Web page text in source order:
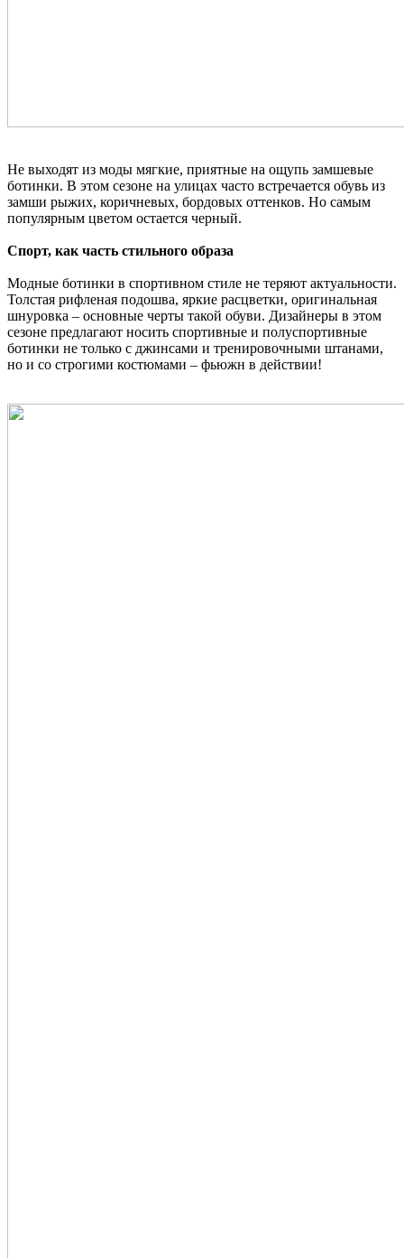
Не выходят из моды мягкие, приятные на ощупь замшевые
ботинки. В этом сезоне на улицах часто встречается обувь из
замши рыжих, коричневых, бордовых оттенков. Но самым
популярным цветом остается черный.
Спорт, как часть стильного образа
Модные ботинки в спортивном стиле не теряют актуальности.
Толстая рифленая подошва, яркие расцветки, оригинальная
шнуровка – основные черты такой обуви. Дизайнеры в этом
сезоне предлагают носить спортивные и полуспортивные
ботинки не только с джинсами и тренировочными штанами,
но и со строгими костюмами – фьюжн в действии!